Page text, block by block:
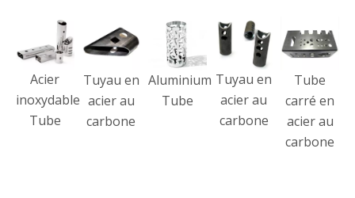
Acier
inoxydable
Tube
Tuyau en
acier au
carbone
Aluminium
Tube
Tuyau en
acier au
carbone
Tube
carré en
acier au
carbone